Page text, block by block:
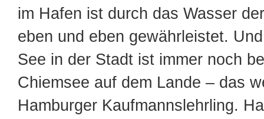
im Hafen ist durch das Wasser
eben und eben gewährleistet.
See in der Stadt ist immer noch
Chiemsee auf dem Lande – das
Hamburger Kaufmannslehrling.